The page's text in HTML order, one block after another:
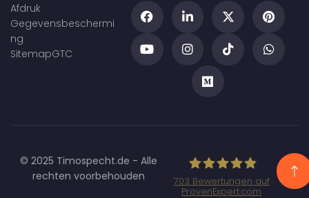
Afdruk
Gegevensbeschermi
ng
SitemapGTC
© 2025 Timospecht.de - Alle
rechten voorbehouden
703 Bewertungen auf
ProvenExpert.com